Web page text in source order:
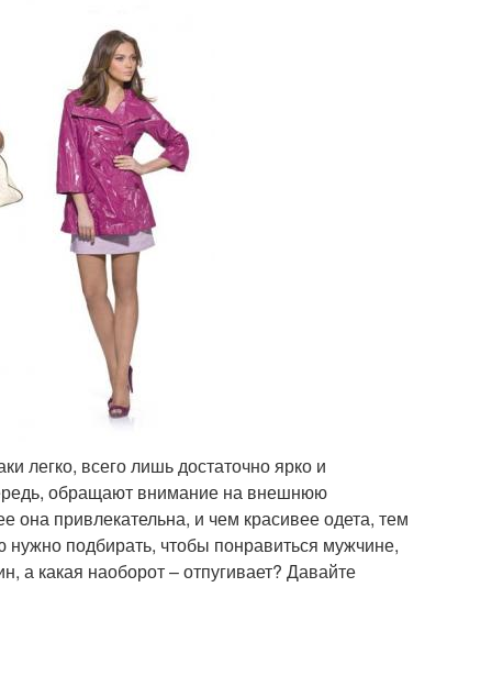
легко, всего лишь достаточно ярко и
обращают внимание на внешнюю
привлекательна, и чем красивее одета, тем
подбирать, чтобы понравиться мужчине,
а какая наоборот – отпугивает? Давайте